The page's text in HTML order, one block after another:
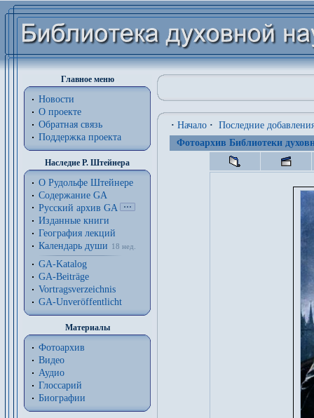
Главное меню
Новости
О проекте
Обратная связь
Поддержка проекта
Наследие Р. Штейнера
О Рудольфе Штейнере
Содержание GA
Русский архив GA
Изданные книги
География лекций
Календарь души
18 нед.
GA-Katalog
GA-Beiträge
Vortragsverzeichnis
GA-Unveröffentlicht
Материалы
Фотоархив
Видео
Аудио
Глоссарий
Биографии
· Начало · Последние
Фотоархив Библиотеки